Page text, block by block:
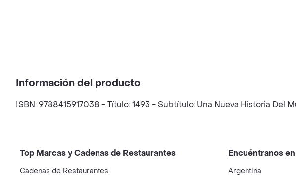
Información del producto
ISBN: 9788415917038 - Título: 1493 - Subtítulo: Una Nueva Historia
Top Marcas y Cadenas de Restaurantes
Cadenas de Restaurantes
Encuéntranos
Argentina